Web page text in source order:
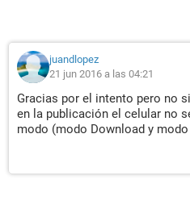
juandlopez
21 jun 2016 a las 04:21
Gracias por el intento pero no
en la publicación el celular no
modo (modo Download y modo